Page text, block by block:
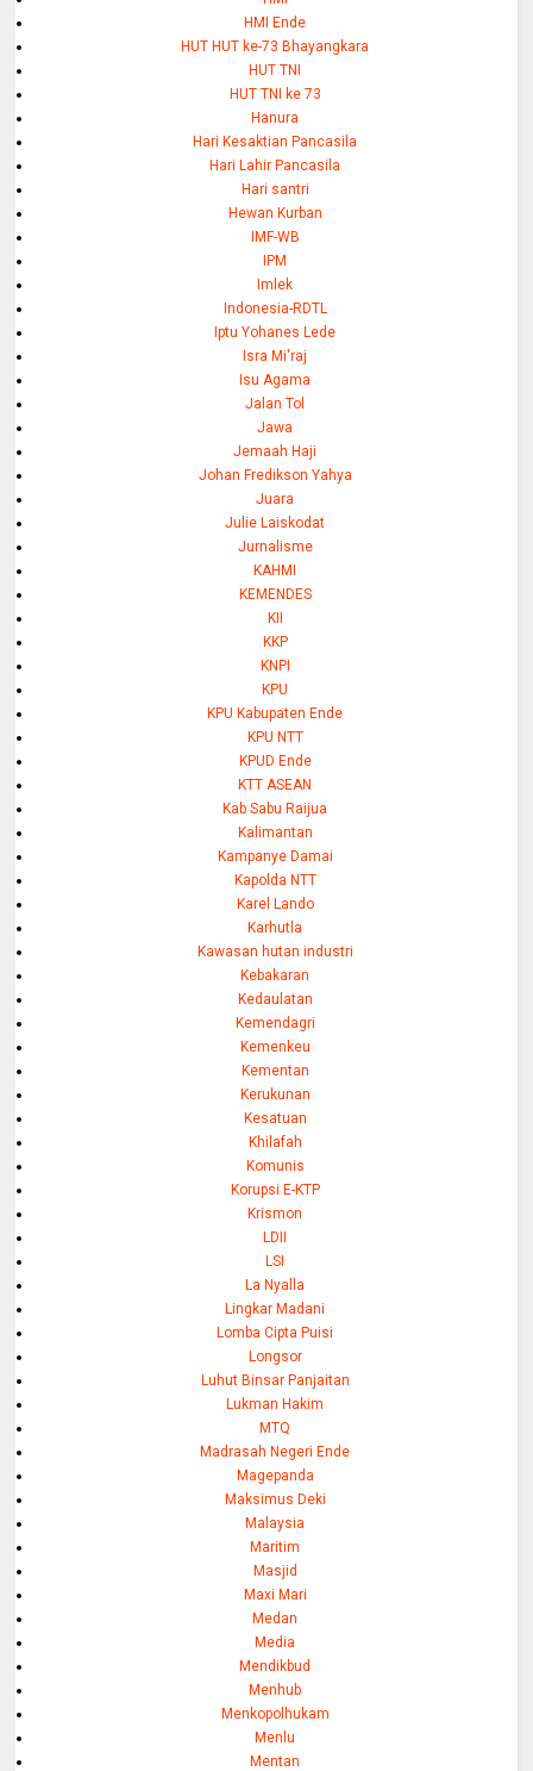
HMI Ende
HUT HUT ke-73 Bhayangkara
HUT TNI
HUT TNI ke 73
Hanura
Hari Kesaktian Pancasila
Hari Lahir Pancasila
Hari santri
Hewan Kurban
IMF-WB
IPM
Imlek
Indonesia-RDTL
Iptu Yohanes Lede
Isra Mi'raj
Isu Agama
Jalan Tol
Jawa
Jemaah Haji
Johan Fredikson Yahya
Juara
Julie Laiskodat
Jurnalisme
KAHMI
KEMENDES
KII
KKP
KNPI
KPU
KPU Kabupaten Ende
KPU NTT
KPUD Ende
KTT ASEAN
Kab Sabu Raijua
Kalimantan
Kampanye Damai
Kapolda NTT
Karel Lando
Karhutla
Kawasan hutan industri
Kebakaran
Kedaulatan
Kemendagri
Kemenkeu
Kementan
Kerukunan
Kesatuan
Khilafah
Komunis
Korupsi E-KTP
Krismon
LDII
LSI
La Nyalla
Lingkar Madani
Lomba Cipta Puisi
Longsor
Luhut Binsar Panjaitan
Lukman Hakim
MTQ
Madrasah Negeri Ende
Magepanda
Maksimus Deki
Malaysia
Maritim
Masjid
Maxi Mari
Medan
Media
Mendikbud
Menhub
Menkopolhukam
Menlu
Mentan